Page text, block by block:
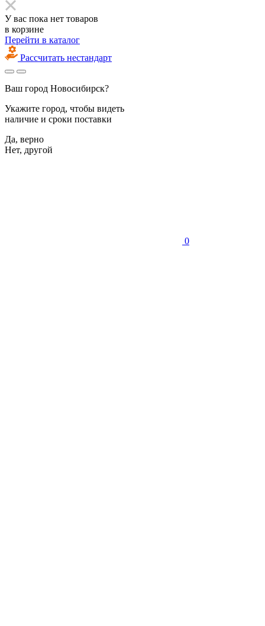
У вас пока нет товаров
в корзине
Перейти в каталог
Рассчитать нестандарт
Ваш город Новосибирск?
Укажите город, чтобы видеть
наличие и сроки поставки
Да, верно
Нет, другой
0